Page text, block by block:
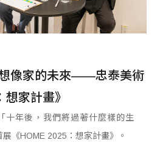
像家的未來——忠泰美術
家計畫》
十年後，我們將過著什麼樣的生
《HOME 2025：想家計畫》。